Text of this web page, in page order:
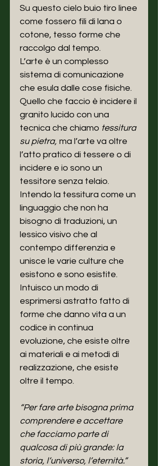
Su questo cielo buio tiro linee
come fossero fili di lana o
cotone, tesso forme che
raccolgo dal tempo.
L’arte è un complesso
sistema di comunicazione
che esula dalle cose fisiche.
Quello che faccio è incidere il
granito lucido con una
tecnica che chiamo tessitura
su pietra, ma l’arte va oltre
l’atto pratico di tessere o di
incidere e io sono un
tessitore senza telaio.
Intendo la tessitura come un
linguaggio che non ha
bisogno di traduzioni, un
lessico visivo che al
contempo differenzia e
unisce le varie culture che
esistono e sono esistite.
Intuisco un modo di
esprimersi astratto fatto di
forme che danno vita a un
codice in continua
evoluzione, che esiste oltre
ai materiali e ai metodi di
realizzazione, che esiste
oltre il tempo.
“Per fare arte bisogna prima
comprendere e accettare
che facciamo parte di
qualcosa di più grande: la
storia, l’universo, l’eternità.”